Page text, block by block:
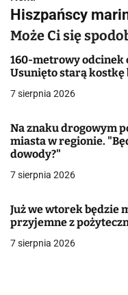
i
a
c
j
a
w
p
i
Hiszpańscy
Może Ci się
160-metrowy odcinek
Usunięto starą kostkę
7 sierpnia 2026
Na znaku drogowym
miasta w regionie.
dowody?"
7 sierpnia 2026
Już we wtorek będzie
przyjemne z
7 sierpnia 2026